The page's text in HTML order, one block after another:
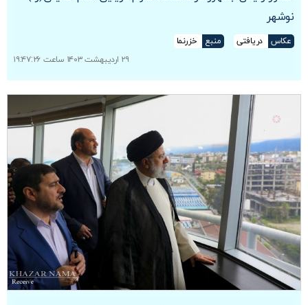
نوشهر
عکاس دریافتی منبع
خزرنما
۲۹ اردیبهشت ۱۴۰۳ ساعت ۱۹:۴۷:۲۶